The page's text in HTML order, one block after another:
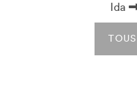
Ida